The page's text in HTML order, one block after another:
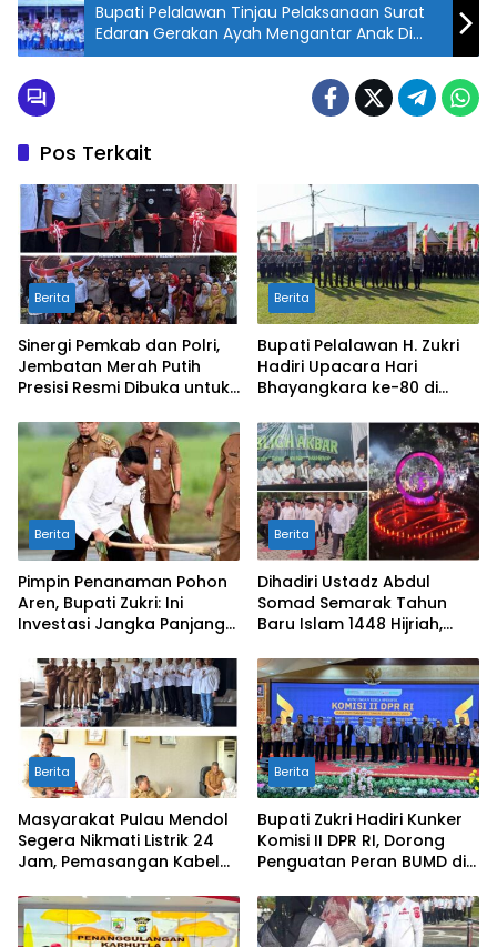
Bupati Pelalawan Tinjau Pelaksanaan Surat
Edaran Gerakan Ayah Mengantar Anak Di
Hari Pertama Sekolah
Pos Terkait
Berita
Sinergi Pemkab dan Polri,
Jembatan Merah Putih
Presisi Resmi Dibuka untuk
Rangsang
Berita
Bupati Pelalawan H. Zukri
Hadiri Upacara Hari
Bhayangkara ke-80 di
Berita
Pimpin Penanaman Pohon
Aren, Bupati Zukri: Ini
Investasi Jangka Panjang
Pelalawan
Berita
Dihadiri Ustadz Abdul
Somad Semarak Tahun
Baru Islam 1448 Hijriah,
Masyarakat
Berita
Masyarakat Pulau Mendol
Segera Nikmati Listrik 24
Jam, Pemasangan Kabel
Persen
Berita
Bupati Zukri Hadiri Kunker
Komisi II DPR RI, Dorong
Penguatan Peran BUMD di